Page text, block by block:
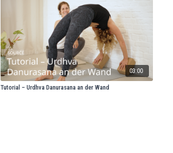
03:00
Tutorial – Urdhva Danurasana an der Wand